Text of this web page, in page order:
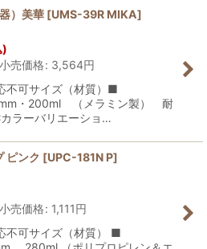
）美華 [UMS-39R MIKA]
)
売価格: 3,564円
不可サイズ（材質）■
・200ml （メラミン製） 耐
ラーバリエーショ…
ピンク [UPC-181N P]
売価格: 1,111円
不可サイズ（材質） ■